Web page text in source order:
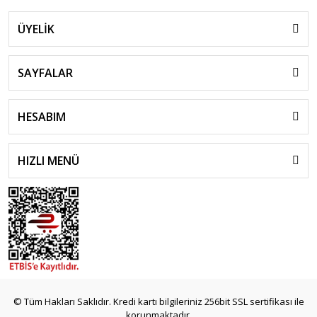
ÜYELİK
SAYFALAR
HESABIM
HIZLI MENÜ
© Tüm Hakları Saklıdır. Kredi kartı bilgileriniz 256bit SSL sertifikası ile